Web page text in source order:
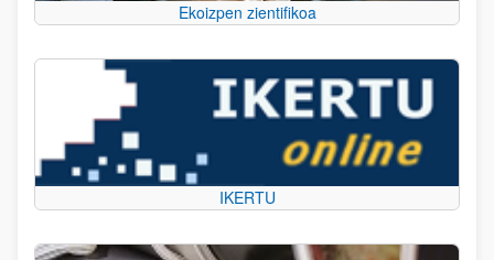
Ekoizpen zientifikoa
IKERTU